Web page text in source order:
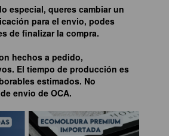
especial, queres cambiar un
para el envio, podes
de finalizar la compra.
hechos a pedido,
El tiempo de producción es
estimados. No
envio de OCA.